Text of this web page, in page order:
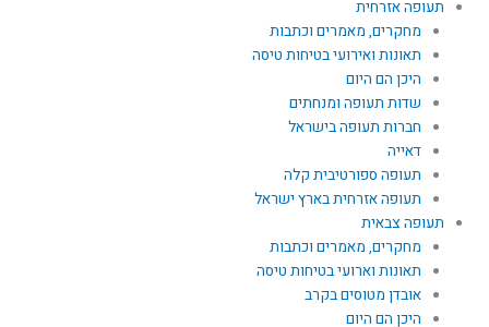
תעופה אזרחית
מחקרים, מאמרים וכתבות
תאונות ואירועי בטיחות טיסה
היכן הם היום
שדות תעופה ומנחתים
חברות תעופה בישראל
דאייה
תעופה ספורטיבית קלה
תעופה אזרחית בארץ ישראל
תעופה צבאית
מחקרים, מאמרים וכתבות
תאונות וארועי בטיחות טיסה
אובדן מטוסים בקרב
היכן הם היום